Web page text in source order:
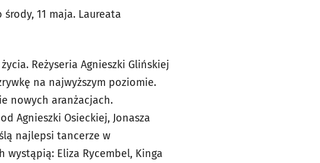
11 maja. Laureata
Reżyseria Agnieszki Glińskiej
na najwyższym poziomie.
nowych aranżacjach.
Agnieszki Osieckiej, Jonasza
najlepsi tancerze w
wystąpią: Eliza Rycembel, Kinga